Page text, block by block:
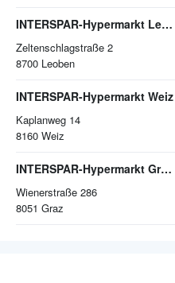
INTERSPAR-Hypermarkt Leoben
Zeltenschlagstraße 2
8700 Leoben
INTERSPAR-Hypermarkt Weiz
Kaplanweg 14
8160 Weiz
INTERSPAR-Hypermarkt Graz-Nord
Wienerstraße 286
8051 Graz